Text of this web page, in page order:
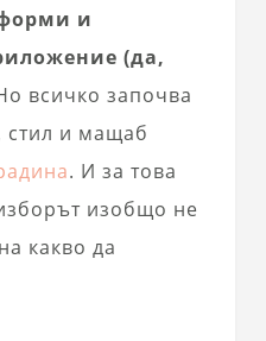
и
(да,
всичко започва
стил и мащаб
. И за това
изобщо не
какво да